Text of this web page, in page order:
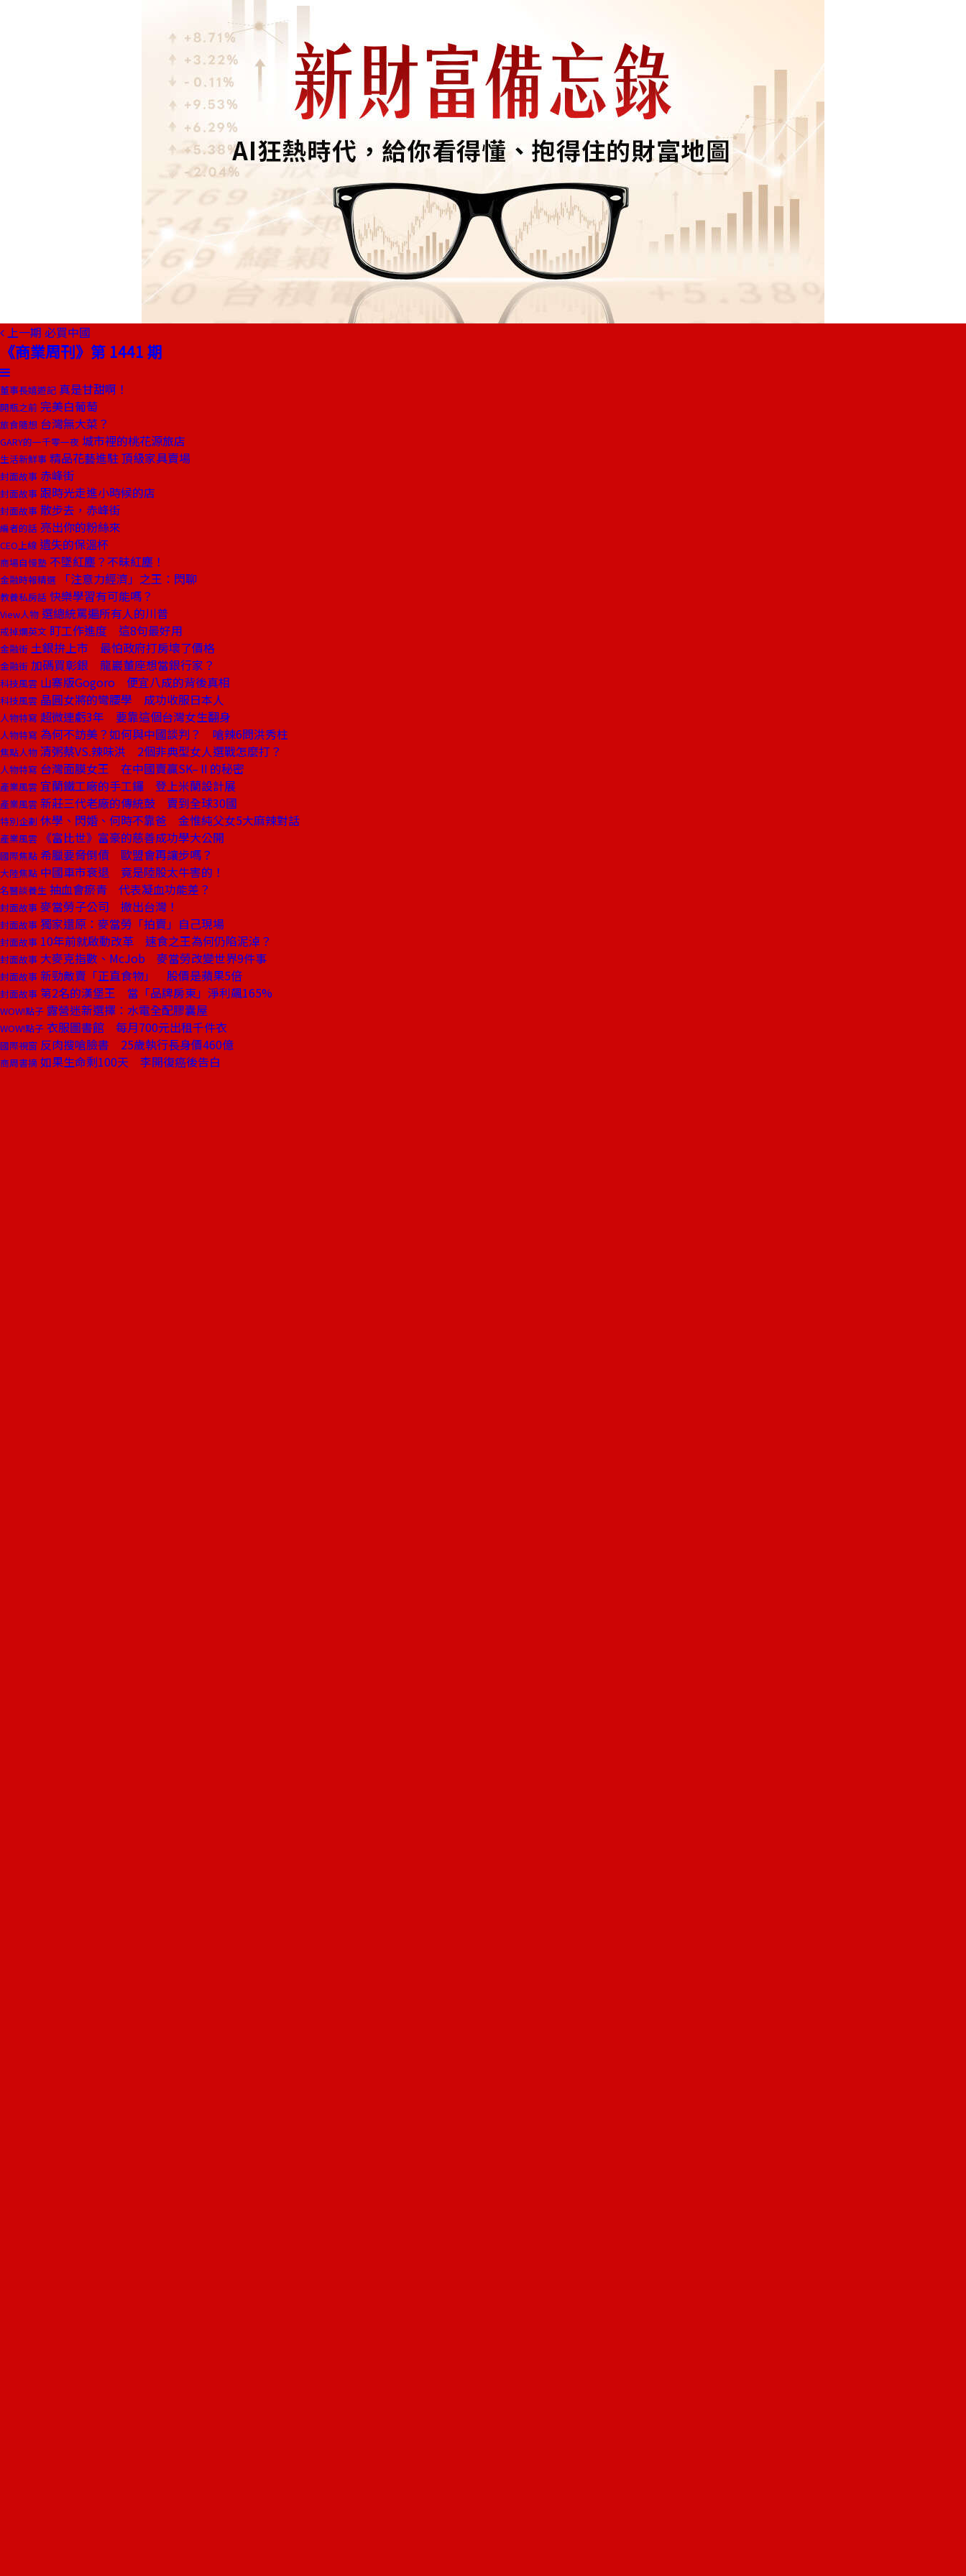
上一期 必買中國
《商業周刊》第 1441 期
董事長嬉遊記 真是甘甜啊！
開瓶之前 完美白葡萄
旅食隨想 台灣無大菜？
GARY的一千零一夜 城市裡的桃花源旅店
生活新鮮事 精品花藝進駐 頂級家具賣場
封面故事 赤峰街
封面故事 跟時光走進小時候的店
封面故事 散步去，赤峰街
編者的話 亮出你的粉絲來
CEO上線 遺失的保溫杯
商場自慢塾 不墜紅塵？不昧紅塵！
金融時報精選 「注意力經濟」之王：閃聊
教養私房話 快樂學習有可能嗎？
View人物 選總統罵遍所有人的川普
戒掉爛英文 盯工作進度 這8句最好用
金融街 土銀拚上市 最怕政府打房壞了價格
金融街 加碼買彰銀 龍巖董座想當銀行家？
科技風雲 山寨版Gogoro 便宜八成的背後真相
科技風雲 晶圓女將的彎腰學 成功收服日本人
人物特寫 超微連虧3年 要靠這個台灣女生翻身
人物特寫 為何不訪美？如何與中國談判？ 嗆辣6問洪秀柱
焦點人物 清粥蔡VS.辣味洪 2個非典型女人選戰怎麼打？
人物特寫 台灣面膜女王 在中國賣贏SK–Ⅱ的秘密
產業風雲 宜蘭鐵工廠的手工鑼 登上米蘭設計展
產業風雲 新莊三代老廠的傳統鼓 賣到全球30國
特別企劃 休學、閃婚、何時不靠爸 金惟純父女5大麻辣對話
產業風雲 《富比世》富豪的慈善成功學大公開
國際焦點 希臘要脅倒債 歐盟會再讓步嗎？
大陸焦點 中國車市衰退 竟是陸股太牛害的！
名醫談養生 抽血會瘀青 代表凝血功能差？
封面故事 麥當勞子公司 撤出台灣！
封面故事 獨家還原：麥當勞「拍賣」自己現場
封面故事 10年前就啟動改革 速食之王為何仍陷泥淖？
封面故事 大麥克指數、McJob 麥當勞改變世界9件事
封面故事 新勁敵賣「正直食物」 股價是蘋果5倍
封面故事 第2名的漢堡王 當「品牌房東」淨利飆165%
WOW!點子 露營迷新選擇：水電全配膠囊屋
WOW!點子 衣服圖書館 每月700元出租千件衣
國際視窗 反肉搜嗆臉書 25歲執行長身價460億
商周書摘 如果生命剩100天 李開復癌後告白